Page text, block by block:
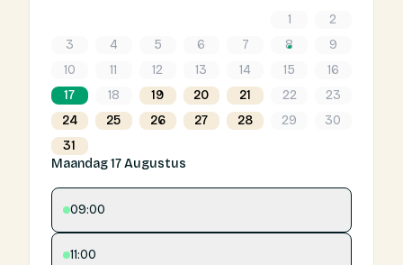
1
2
3
4 5 6 7 8
9
10
11 12 13 14 15
16
17
18 19 20 21 22
23
24
25 26 27 28 29
30
31
Maandag 17 Augustus
09:00
11:00